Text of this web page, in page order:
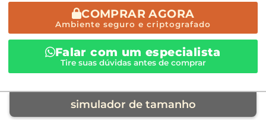
COMPRAR AGORA
Ambiente seguro e criptografado
Falar com um especialista
Tire suas dúvidas antes de comprar
simulador de tamanho